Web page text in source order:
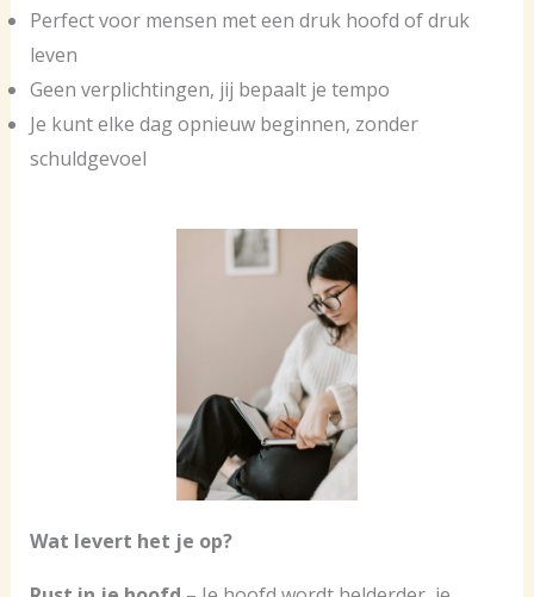
Perfect voor mensen met een druk hoofd of druk
leven
Geen verplichtingen, jij bepaalt je tempo
Je kunt elke dag opnieuw beginnen, zonder
schuldgevoel
Wat levert het je op?